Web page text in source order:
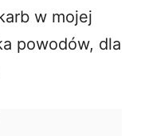
w mojej
powodów, dla